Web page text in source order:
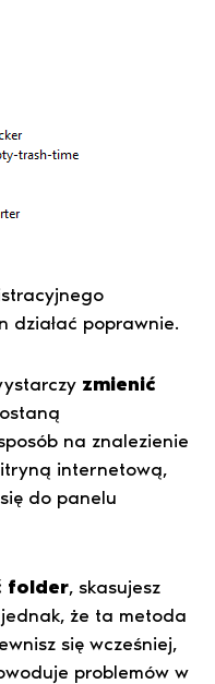
działać poprawnie.
zmienić
na znalezienie
internetową,
do panelu
folder, skasujesz
że ta metoda
się wcześniej,
problemów w